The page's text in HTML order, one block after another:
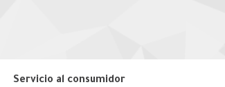
Servicio al consumidor